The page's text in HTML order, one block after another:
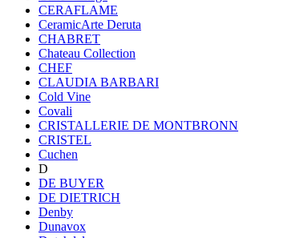
CERAFLAME
CeramicArte Deruta
CHABRET
Chateau Collection
CHEF
CLAUDIA BARBARI
Cold Vine
Covali
CRISTALLERIE DE MONTBRONN
CRISTEL
Cuchen
D
DE BUYER
DE DIETRICH
Denby
Dunavox